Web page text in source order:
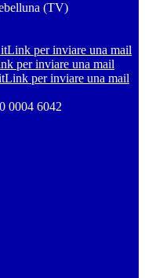
(TV)
Link per inviare una mail
per inviare una mail
Link per inviare una mail
0004 6042